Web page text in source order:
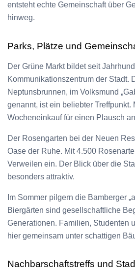
entsteht echte Gemeinschaft über
hinweg.
Parks, Plätze und
Der Grüne Markt bildet seit
Kommunikationszentrum der Stadt.
Neptunsbrunnen, im Volksmund
genannt, ist ein beliebter Treffpunkt.
Wocheneinkauf für einen Plausch
Der Rosengarten bei der Neuen
Oase der Ruhe. Mit 4.500
Verweilen ein. Der Blick über die
besonders attraktiv.
Im Sommer pilgern die Bamberger
Biergärten sind gesellschaftliche
Generationen. Familien, Studenten
hier gemeinsam unter schattigen
Nachbarschaftstreffs und